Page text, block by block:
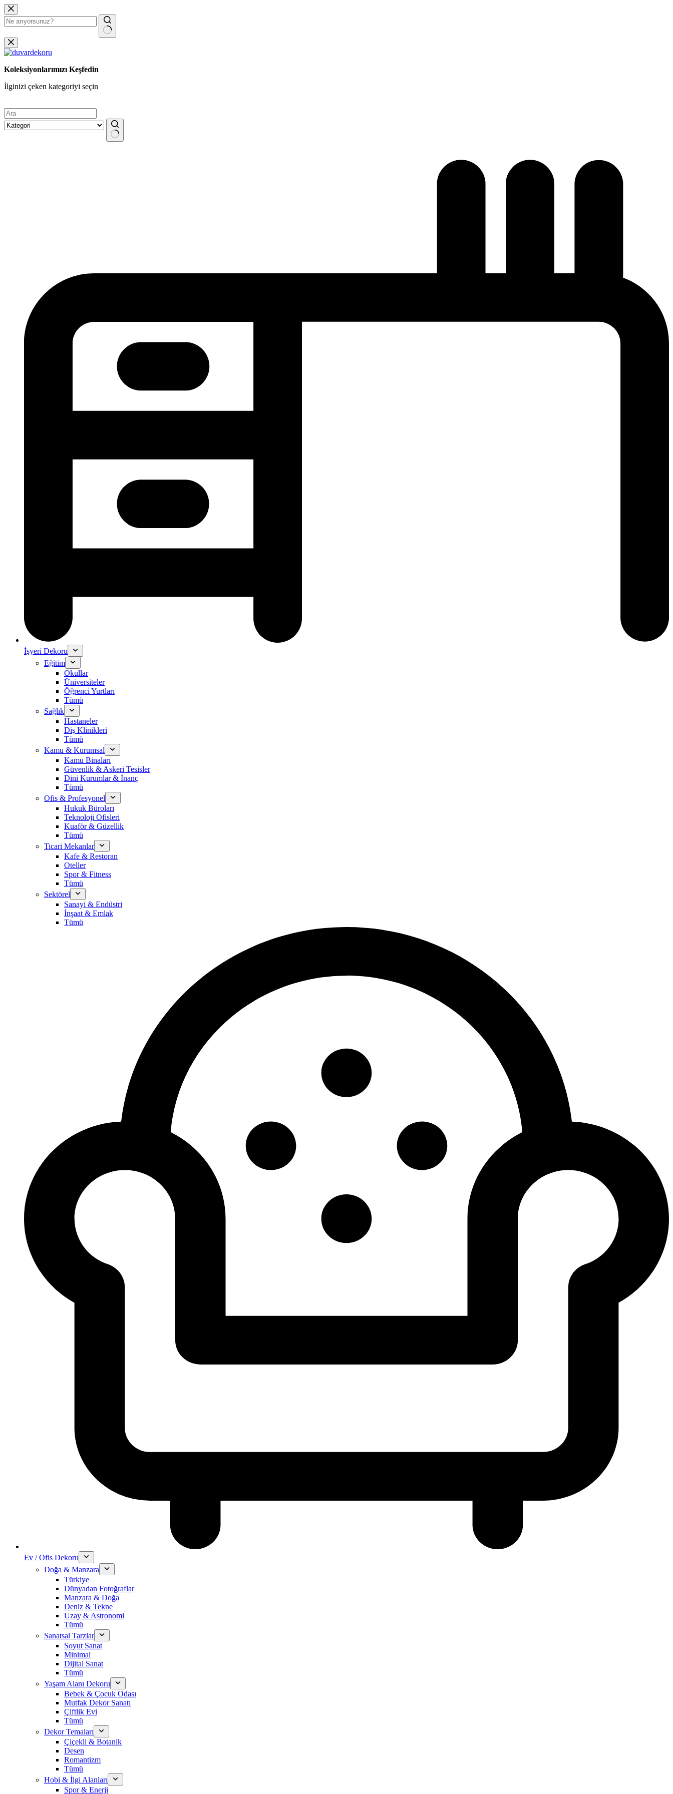
Skip to content
No results
Koleksiyonlarımızı Keşfedin
İlginizi çeken kategoriyi seçin
İşyeri Dekoru
Eğitim
Okullar
Üniversiteler
Öğrenci Yurtları
Tümü
Sağlık
Hastaneler
Diş Klinikleri
Tümü
Kamu & Kurumsal
Kamu Binaları
Güvenlik & Askeri Tesisler
Dini Kurumlar & İnanç
Tümü
Ofis & Profesyonel
Hukuk Büroları
Teknoloji Ofisleri
Kuaför & Güzellik
Tümü
Ticari Mekanlar
Kafe & Restoran
Oteller
Spor & Fitness
Tümü
Sektörel
Sanayi & Endüstri
İnşaat & Emlak
Tümü
Ev / Ofis Dekoru
Doğa & Manzara
Türkiye
Dünyadan Fotoğraflar
Manzara & Doğa
Deniz & Tekne
Uzay & Astronomi
Tümü
Sanatsal Tarzlar
Soyut Sanat
Minimal
Dijital Sanat
Tümü
Yaşam Alanı Dekoru
Bebek & Çocuk Odası
Mutfak Dekor Sanatı
Çiftlik Evi
Tümü
Dekor Temaları
Çiçekli & Botanik
Desen
Romantizm
Tümü
Hobi & İlgi Alanları
Spor & Enerji